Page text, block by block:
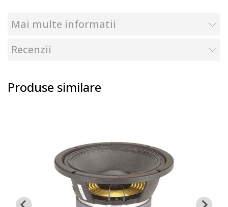
Mai multe informatii
Recenzii
Produse similare